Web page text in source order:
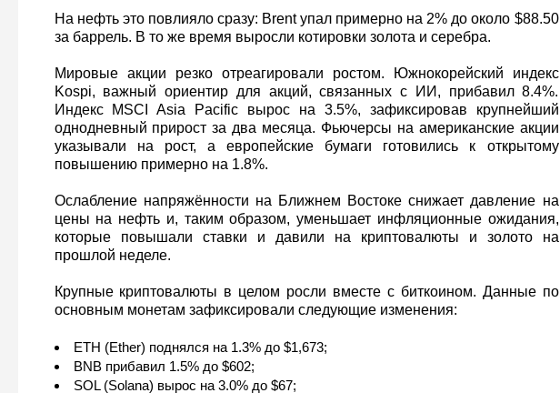
На нефть это повлияло сразу: Brent упал примерно на 2% до около $88.50
за баррель. В то же время выросли котировки золота и серебра.
Мировые акции резко отреагировали ростом. Южнокорейский индекс
Kospi, важный ориентир для акций, связанных с ИИ, прибавил 8.4%.
Индекс MSCI Asia Pacific вырос на 3.5%, зафиксировав крупнейший
однодневный прирост за два месяца. Фьючерсы на американские акции
указывали на рост, а европейские бумаги готовились к открытому
повышению примерно на 1.8%.
Ослабление напряжённости на Ближнем Востоке снижает давление на
цены на нефть и, таким образом, уменьшает инфляционные ожидания,
которые повышали ставки и давили на криптовалюты и золото на
прошлой неделе.
Крупные криптовалюты в целом росли вместе с биткоином. Данные по
основным монетам зафиксировали следующие изменения:
ETH (Ether) поднялся на 1.3% до $1,673;
BNB прибавил 1.5% до $602;
SOL (Solana) вырос на 3.0% до $67;